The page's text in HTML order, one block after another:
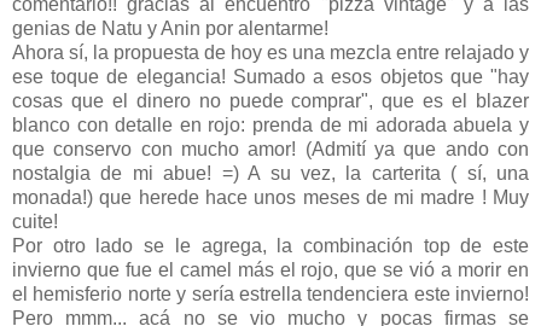
comentario!! gracias al encuentro "pizza vintage" y a las
genias de Natu y Anin por alentarme!
Ahora sí, la propuesta de hoy es una mezcla entre relajado y
ese toque de elegancia! Sumado a esos objetos que "hay
cosas que el dinero no puede comprar", que es el blazer
blanco con detalle en rojo: prenda de mi adorada abuela y
que conservo con mucho amor! (Admití ya que ando con
nostalgia de mi abue! =) A su vez, la carterita ( sí, una
monada!) que herede hace unos meses de mi madre ! Muy
cuite!
Por otro lado se le agrega, la combinación top de este
invierno que fue el camel más el rojo, que se vió a morir en
el hemisferio norte y sería estrella tendenciera este invierno!
Pero mmm... acá no se vio mucho y pocas firmas se